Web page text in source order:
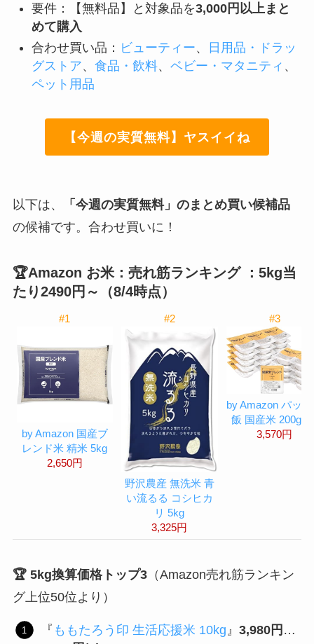
要件：【無料品】と対象品を3,000円以上まと
めて購入
合わせ買い品： ビューティー、
日用品・ドラッ
グストア、 食品・飲料、 ベビー・マタニティ 、
ペット用品
【今週の実質無料】ヤスイイね
以下は、
「今週の実質無料」のまとめ買い候補品
の候補です。合わせ買いに！
🏆Amazon お米：売れ筋ランキング ：5kg当
たり2490円～（8/4時点）
#1
by Amazon 国産ブ
レンド米 精米 5kg
2,650円
#2
野沢農産 無洗米 青
い流るる コシヒカ
リ 5kg
3,325円
#3
by Amazon パッ
飯 国産米
3,570円
🏆 5kg換算価格トップ3（Amazon売れ筋ランキン
グ上位50位より）
『 ももたろう印 生活応援米 10kg』3,980円 …